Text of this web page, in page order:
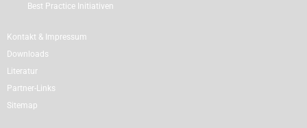
Best Practice Initiativen
Kontakt & Impressum
Downloads
Literatur
Partner-Links
Sitemap